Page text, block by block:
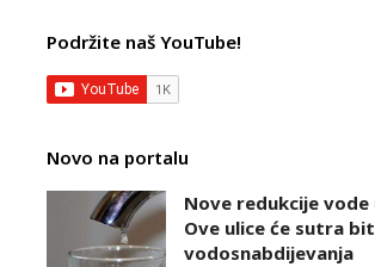
Podržite naš YouTube!
Novo na portalu
Nove redukcije vode
Ove ulice će sutra
vodosnabdijevanja